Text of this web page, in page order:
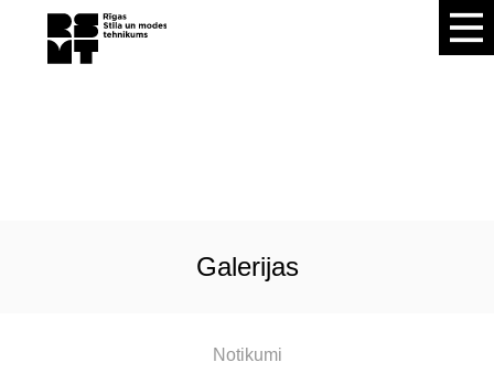
galerijas
Notikumi